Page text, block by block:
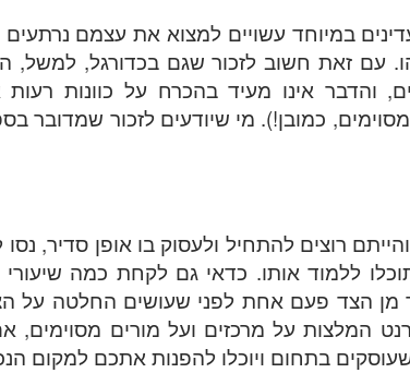
במיוחד עשויים למצוא את עצמם
עם זאת חשוב לזכור שגם בכדורגל, למשל,
והדבר אינו מעיד בהכרח על כוונות
כמובן!). מי שיודעים לזכור שמדובר
רוצים להתחיל ולעסוק בו אופן סדיר,
ללמוד אותו. כדאי גם לקחת כמה שיעורי
מן הצד פעם אחת לפני שעושים החלטה על
המלצות על מרכזים ועל מורים מסוימים,
בתחום ויוכלו להפנות אתכם למקום